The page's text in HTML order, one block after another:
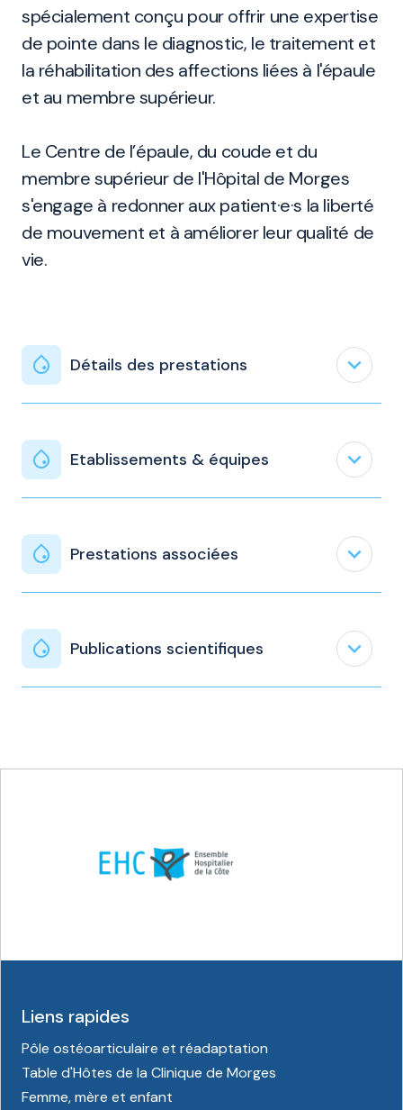
spécialement conçu pour offrir une expertise
de pointe dans le diagnostic, le traitement et
la réhabilitation des affections liées à l'épaule
et au membre supérieur.
Le Centre de l’épaule, du coude et du
membre supérieur de l'Hôpital de Morges
s'engage à redonner aux patient·e·s la liberté
de mouvement et à améliorer leur qualité de
vie.
Détails des prestations expand_less
Etablissements & équipes expand_less
Prestations associées expand_less
Publications scientifiques expand_less
Liens rapides
Pôle ostéoarticulaire et réadaptation
Table d'Hôtes de la Clinique de Morges
Femme, mère et enfant